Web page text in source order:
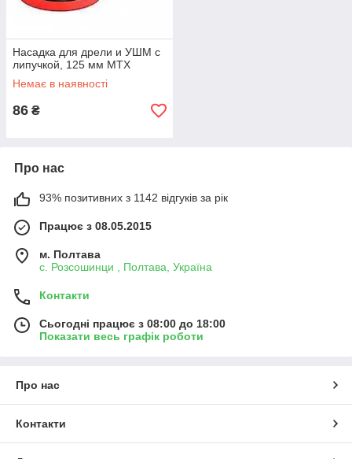
Насадка для дрели и УШМ с
липучкой, 125 мм MTX
Немає в наявності
86 ₴
Про нас
93% позитивних з 1142 відгуків за рік
Працює з 08.05.2015
м. Полтава
с. Розсошинци , Полтава, Україна
Контакти
Сьогодні працює з 08:00 до 18:00
Показати весь графік роботи
Про нас
Контакти